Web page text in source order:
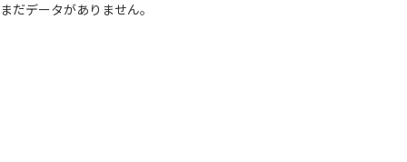
まだデータがありません。